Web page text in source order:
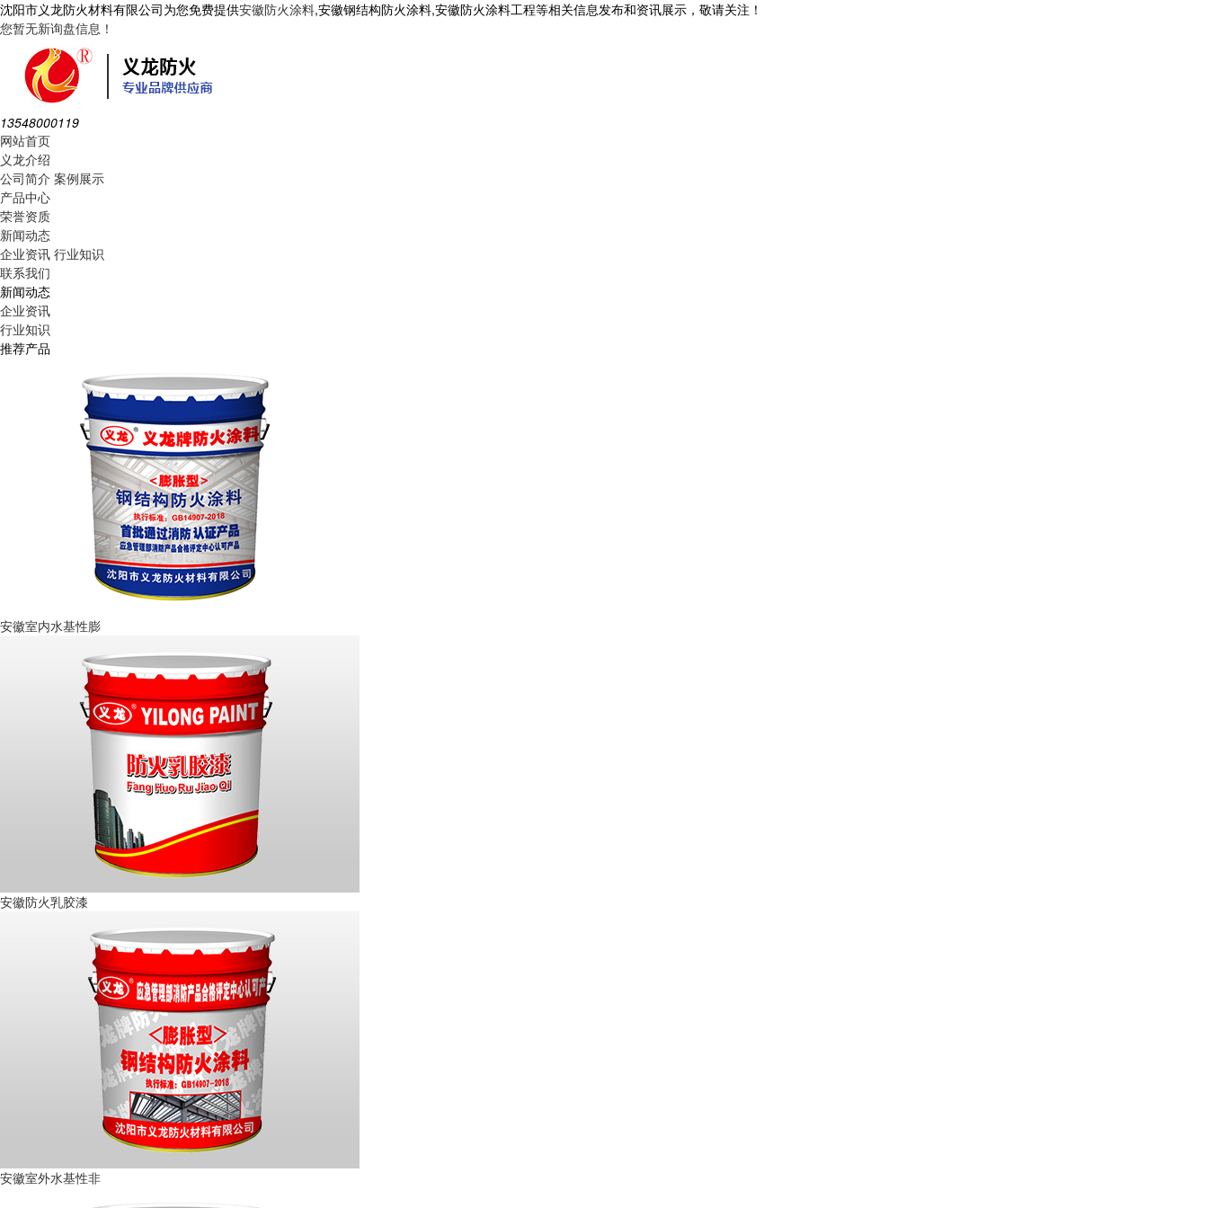
沈阳市义龙防火材料有限公司为您免费提供安徽防火涂料,安徽钢结构防火涂料,安徽防火涂料工程等相关信息发布和资讯展示，敬请关注！
您暂无新询盘信息！
13548000119
网站首页
义龙介绍
公司简介 案例展示
产品中心
荣誉资质
新闻动态
企业资讯 行业知识
联系我们
新闻动态
企业资讯
行业知识
推荐产品
安徽室内水基性膨
安徽防火乳胶漆
安徽室外水基性非